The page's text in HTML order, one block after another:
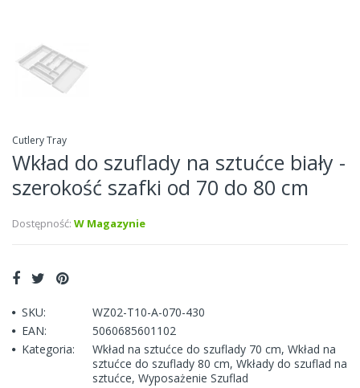
Cutlery Tray
Wkład do szuflady na sztućce biały -
szerokość szafki od 70 do 80 cm
Dostępność: W Magazynie
SKU:
WZ02-T10-A-070-430
EAN:
5060685601102
Kategoria:
Wkład na sztućce do szuflady 70 cm, Wkład na
sztućce do szuflady 80 cm, Wkłady do szuflad na
sztućce, Wyposażenie Szuflad